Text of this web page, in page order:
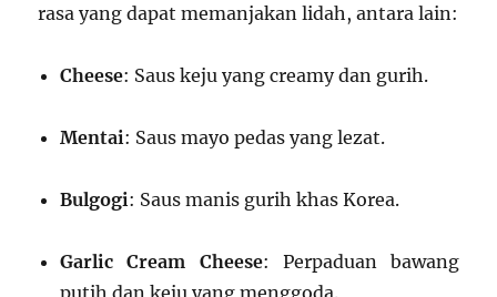
rasa yang dapat memanjakan lidah, antara lain:
Cheese: Saus keju yang creamy dan gurih.
Mentai: Saus mayo pedas yang lezat.
Bulgogi: Saus manis gurih khas Korea.
Garlic Cream Cheese: Perpaduan bawang
putih dan keju yang menggoda.